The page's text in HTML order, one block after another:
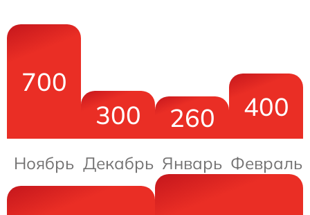
700
Ноябрь
300
Декабрь
260
Январь
400
Февраль